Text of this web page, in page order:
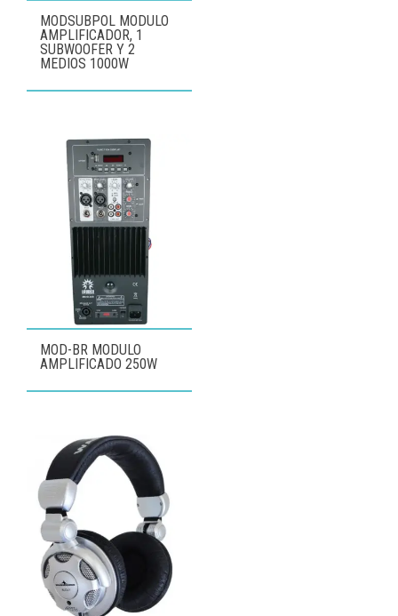
MODSUBPOL MODULO
AMPLIFICADOR, 1
SUBWOOFER Y 2
MEDIOS 1000W
MOD-BR MODULO
AMPLIFICADO 250W